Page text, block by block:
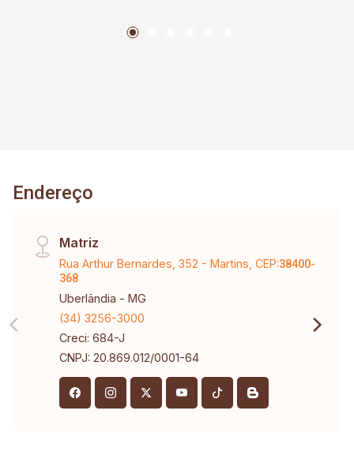
Endereço
Matriz
Rua Arthur Bernardes, 352 - Martins, CEP:38400-
368
Uberlândia - MG
(34) 3256-3000
Creci: 684-J
CNPJ: 20.869.012/0001-64